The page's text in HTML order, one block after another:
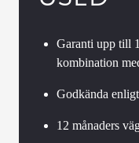
Garanti upp till
kombination
Godkända
12 månaders